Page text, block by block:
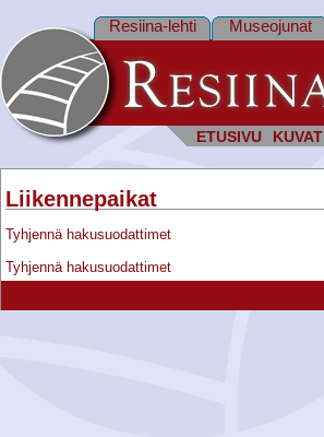
ETUSIVU KUVAT
Resiina-lehti Museojunat
Liikennepaikat
Tyhjennä hakusuodattimet
Tyhjennä hakusuodattimet